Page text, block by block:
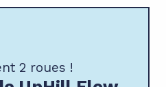
2 roues !